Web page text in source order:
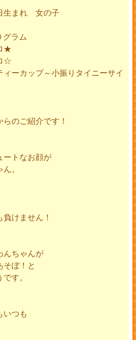
生まれ 女の子
グラム
★
☆
ーカップ～小振りタイニーサイ
のご紹介です！
ートなお顔が
。
けません！
んちゃんが
ぼ！と
す。
いつも